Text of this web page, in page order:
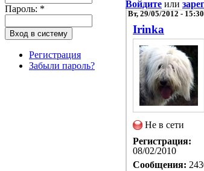
Пароль: *
Регистрация
Забыли пароль?
Войдите или
Вт, 29/05/2012 - 15:30
Irinka
Не в сети
Регистрация:
08/02/2010
Сообщения: